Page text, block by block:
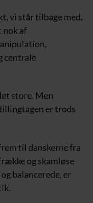
vi står tilbage med.
nok af
centrale
store. Men
er trods
til danskerne fra
og skamløse
balancerede, er